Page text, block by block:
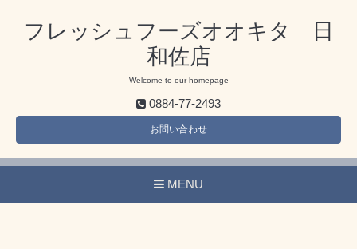
フレッシュフーズオオキタ 日
和佐店
Welcome to our homepage
0884-77-2493
お問い合わせ
MENU